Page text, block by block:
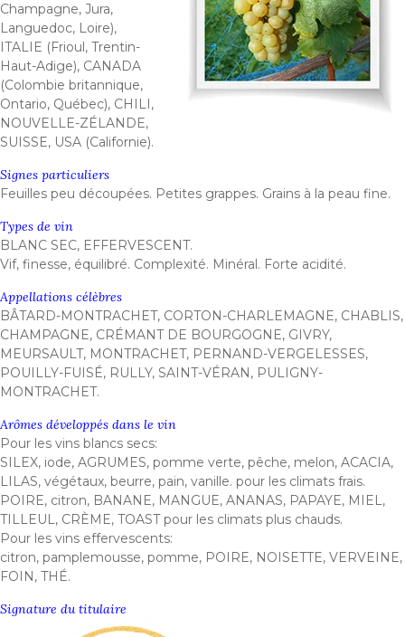
Champagne, Jura,
Languedoc, Loire),
ITALIE (Frioul, Trentin-
Haut-Adige), CANADA
(Colombie britannique,
Ontario, Québec), CHILI,
NOUVELLE-ZÉLANDE,
SUISSE, USA (Californie).
Signes particuliers
Feuilles peu découpées. Petites grappes. Grains à la peau fine.
Types de vin
BLANC SEC, EFFERVESCENT.
Vif, finesse, équilibré. Complexité. Minéral. Forte acidité.
Appellations célèbres
BÂTARD-MONTRACHET, CORTON-CHARLEMAGNE, CHABLIS,
CHAMPAGNE, CRÉMANT DE BOURGOGNE, GIVRY,
MEURSAULT, MONTRACHET, PERNAND-VERGELESSES,
POUILLY-FUISÉ, RULLY, SAINT-VÉRAN, PULIGNY-
MONTRACHET.
Arômes développés dans le vin
Pour les vins blancs secs:
SILEX, iode, AGRUMES, pomme verte, pêche, melon, ACACIA,
LILAS, végétaux, beurre, pain, vanille. pour les climats frais.
POIRE, citron, BANANE, MANGUE, ANANAS, PAPAYE, MIEL,
TILLEUL, CRÈME, TOAST pour les climats plus chauds.
Pour les vins effervescents:
citron, pamplemousse, pomme, POIRE, NOISETTE, VERVEINE,
FOIN, THÉ.
Signature du titulaire